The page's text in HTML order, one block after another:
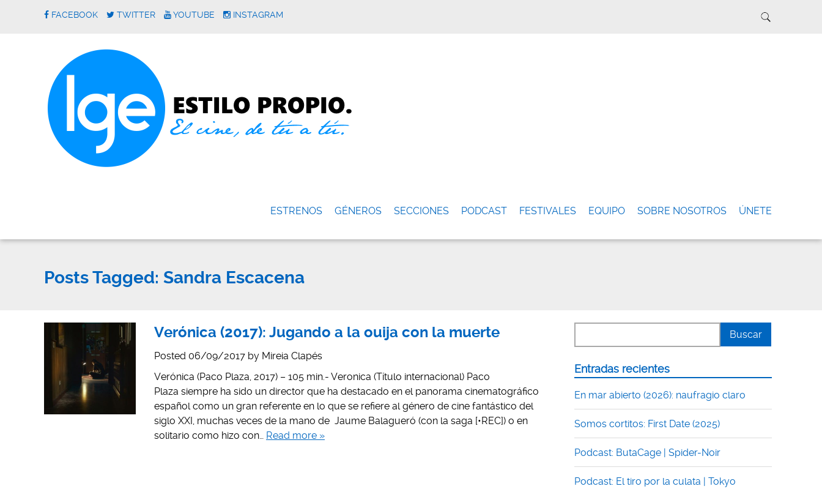
FACEBOOK TWITTER YOUTUBE INSTAGRAM
ESTRENOS GÉNEROS SECCIONES PODCAST FESTIVALES EQUIPO SOBRE NOSOTROS ÚNETE
Posts Tagged: Sandra Escacena
Verónica (2017): Jugando a la ouija con la muerte
Posted 06/09/2017 by Mireia Clapés
Verónica (Paco Plaza, 2017) – 105 min.- Veronica (Título internacional) Paco
Plaza siempre ha sido un director que ha destacado en el panorama cinematográfico
español como un gran referente en lo que se refiere al género de cine fantástico del
siglo XXI, muchas veces de la mano de Jaume Balagueró (con la saga [•REC]) o en
solitario como hizo con… Read more »
Entradas recientes
En mar abierto (2026): naufragio claro
Somos cortitos: First Date (2025)
Podcast: ButaCage | Spider-Noir
Podcast: El tiro por la culata | Tokyo